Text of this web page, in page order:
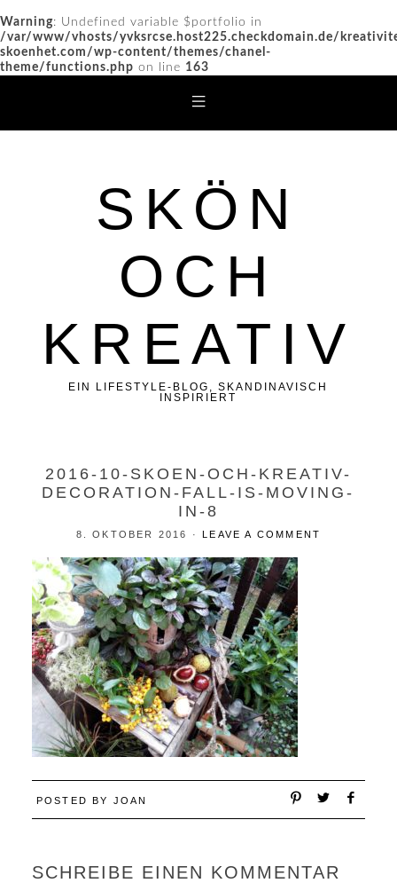
Warning: Undefined variable $portfolio in
/var/www/vhosts/yvksrcse.host225.checkdomain.de/
skoenhet.com/wp-content/themes/chanel-
theme/functions.php on line 163
SKÖN
OCH
KREATIV
EIN LIFESTYLE-BLOG, SKANDINAVISCH
INSPIRIERT
2016-10-SKOEN-OCH-KREATIV-
DECORATION-FALL-IS-MOVING-
IN-8
8. OKTOBER 2016 ·LEAVE A COMMENT
POSTED BY JOAN
SCHREIBE EINEN KOMMENTAR